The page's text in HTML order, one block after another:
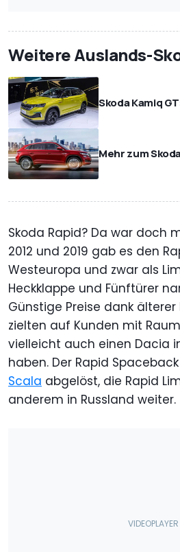
Weitere Auslands-
Skoda Kamiq
Mehr zum
Skoda Rapid? Da war doch
2012 und 2019 gab es den
Westeuropa und zwar als
Heckklappe und Fünftürer
Günstige Preise dank älterer
zielten auf Kunden mit
vielleicht auch einen Dacia
haben. Der Rapid
Scala abgelöst, die Rapid
anderem in Russland weiter.